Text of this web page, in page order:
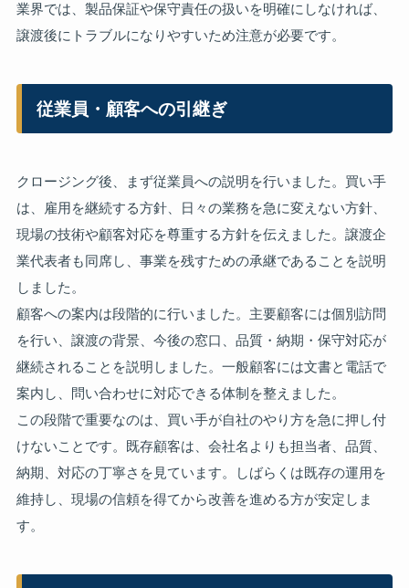
業界では、製品保証や保守責任の扱いを明確にしなければ、
譲渡後にトラブルになりやすいため注意が必要です。
従業員・顧客への引継ぎ
クロージング後、まず従業員への説明を行いました。買い手
は、雇用を継続する方針、日々の業務を急に変えない方針、
現場の技術や顧客対応を尊重する方針を伝えました。譲渡企
業代表者も同席し、事業を残すための承継であることを説明
しました。
顧客への案内は段階的に行いました。主要顧客には個別訪問
を行い、譲渡の背景、今後の窓口、品質・納期・保守対応が
継続されることを説明しました。一般顧客には文書と電話で
案内し、問い合わせに対応できる体制を整えました。
この段階で重要なのは、買い手が自社のやり方を急に押し付
けないことです。既存顧客は、会社名よりも担当者、品質、
納期、対応の丁寧さを見ています。しばらくは既存の運用を
維持し、現場の信頼を得てから改善を進める方が安定しま
す。